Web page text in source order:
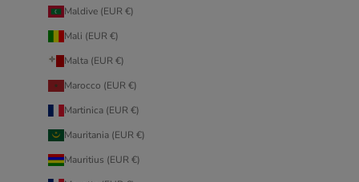
Maldive (EUR €)
Mali (EUR €)
Malta (EUR €)
Marocco (EUR €)
Martinica (EUR €)
Mauritania (EUR €)
Mauritius (EUR €)